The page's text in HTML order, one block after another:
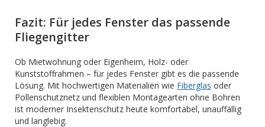
Fazit: Für jedes Fenster das passende
Fliegengitter
Ob Mietwohnung oder Eigenheim, Holz- oder
Kunststoffrahmen – für jedes Fenster gibt es die passende
Lösung. Mit hochwertigen Materialien wie Fiberglas oder
Pollenschutznetz und flexiblen Montagearten ohne Bohren
ist moderner Insektenschutz heute komfortabel, unauffällig
und langlebig.